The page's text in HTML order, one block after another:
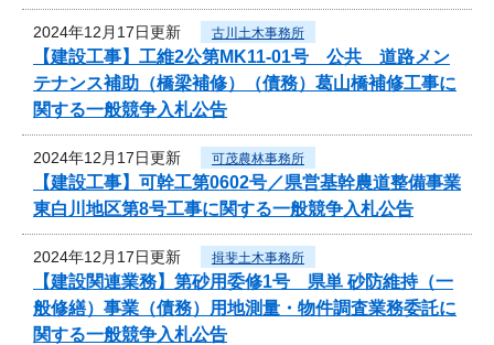
2024年12月17日更新 古川土木事務所
【建設工事】工維2公第MK11-01号 公共 道路メン
テナンス補助（橋梁補修）（債務）葛山橋補修工事に
関する一般競争入札公告
2024年12月17日更新 可茂農林事務所
【建設工事】可幹工第0602号／県営基幹農道整備事業
東白川地区第8号工事に関する一般競争入札公告
2024年12月17日更新 揖斐土木事務所
【建設関連業務】第砂用委修1号 県単 砂防維持（一
般修繕）事業（債務）用地測量・物件調査業務委託に
関する一般競争入札公告